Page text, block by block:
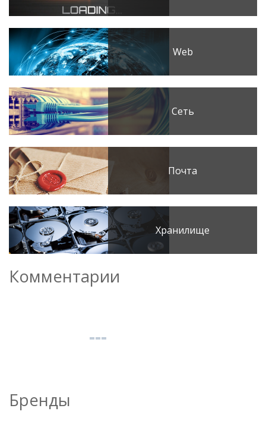
Web
Сеть
Почта
Хранилище
Комментарии
Бренды